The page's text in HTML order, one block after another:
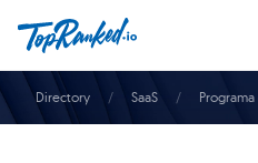
Directory SaaS